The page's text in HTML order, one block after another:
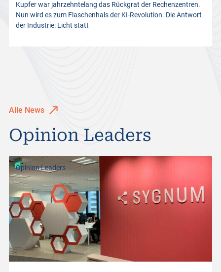
Kupfer war jahrzehntelang das Rückgrat der Rechenzentren.
Nun wird es zum Flaschenhals der KI-Revolution. Die Antwort
der Industrie: Licht statt
Opinion Leaders
Alle News
Opinion Leaders